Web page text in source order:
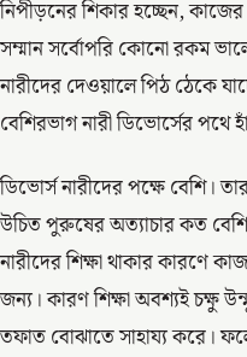
নিপীড়নের শিকার হচ্ছেন, কাজের
সম্মান সর্বোপরি কোনো রকম
নারীদের দেওয়ালে পিঠ ঠেকে
বেশিরভাগ নারী ডিভোর্সের পথে
ডিভোর্স নারীদের পক্ষে বেশি।
উচিত পুরুষের অত্যাচার কত
নারীদের শিক্ষা থাকার কারণে
জন্য। কারণ শিক্ষা অবশ্যই চক্ষু
তফাত বোঝাতে সাহায্য করে।